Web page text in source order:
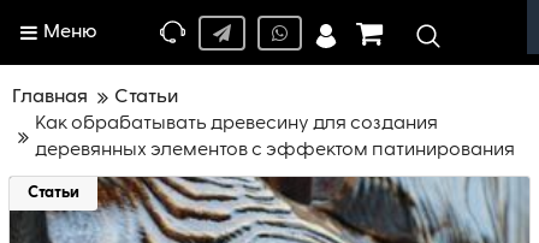
Меню
Главная
Статьи
Как обрабатывать древесину для создания
деревянных элементов с эффектом патинирования
Статьи